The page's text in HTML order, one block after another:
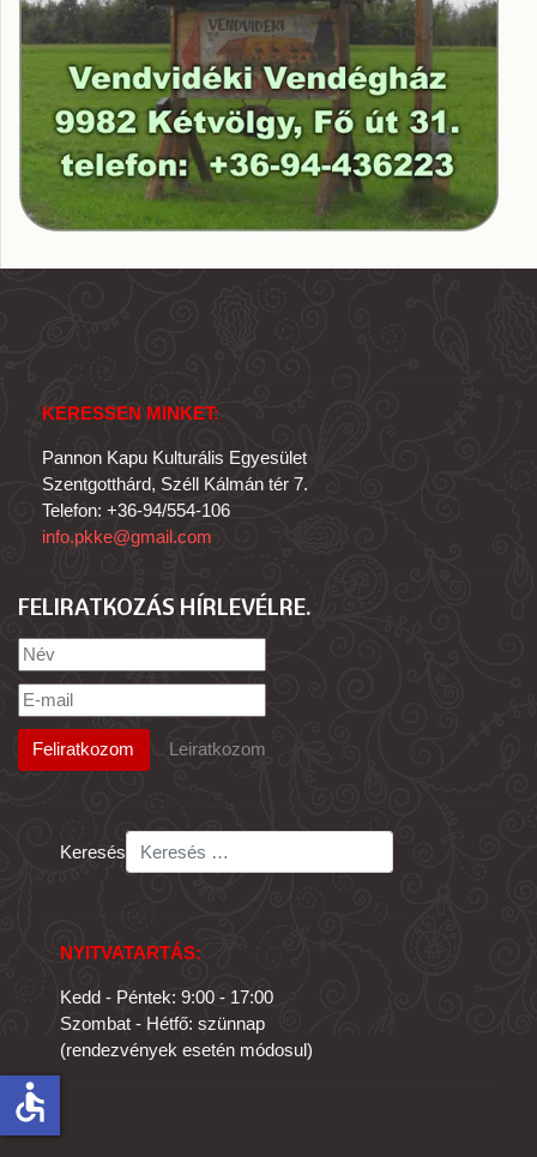
KERESSEN MINKET:
Pannon Kapu Kulturális Egyesület
Szentgotthárd, Széll Kálmán tér 7.
Telefon: +36-94/554-106
info.pkke@gmail.com
FELIRATKOZÁS HÍRLEVÉLRE
Keresés
NYITVATARTÁS:
Kedd - Péntek: 9:00 - 17:00
Szombat - Hétfő: szünnap
(rendezvények esetén módosul)
accessible